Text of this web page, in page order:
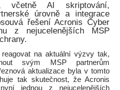
včetně AI skriptování,
úrovně a integrace
řešení Acronis Cyber
z nejucelenějších MSP
na aktuální výzvy tak,
svým MSP partnerům
aktualizace byla v tomto
tak skutečnost, že Acronis
jednou z nejucelenějších